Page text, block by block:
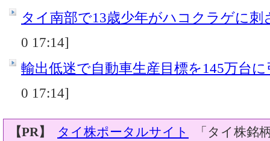
タイ南部で13歳少年がハコクラゲに刺
0 17:14]
輸出低迷で自動車生産目標を145万台
0 17:14]
【PR】 タイ株ポータルサイト
「タイ株銘